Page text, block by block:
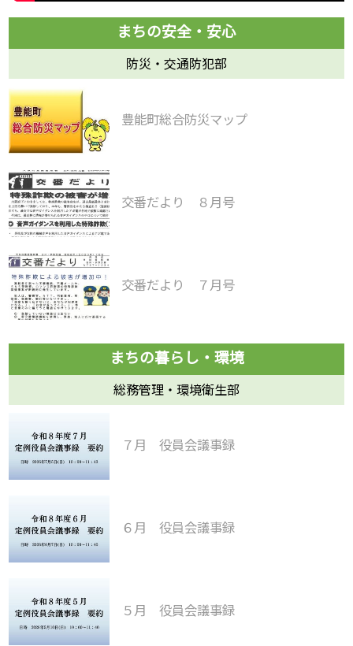
防災・交通防犯部
豊能町総合防災マップ
交番だより ８月号
交番だより ７月号
総務管理・環境衛生部
７月 役員会議事録
６月 役員会議事録
５月 役員会議事録